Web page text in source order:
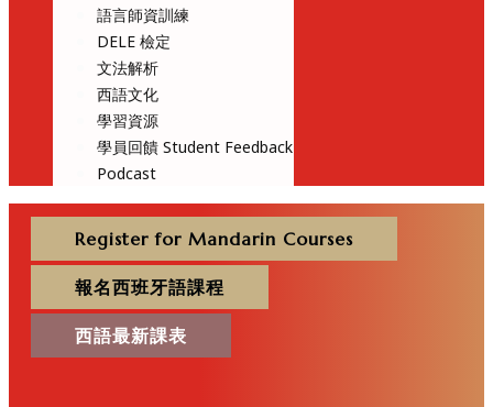
語言師資訓練
DELE 檢定
文法解析
西語文化
學習資源
學員回饋 Student Feedback
Podcast
Register for Mandarin Courses
報名西班牙語課程
西語最新課表